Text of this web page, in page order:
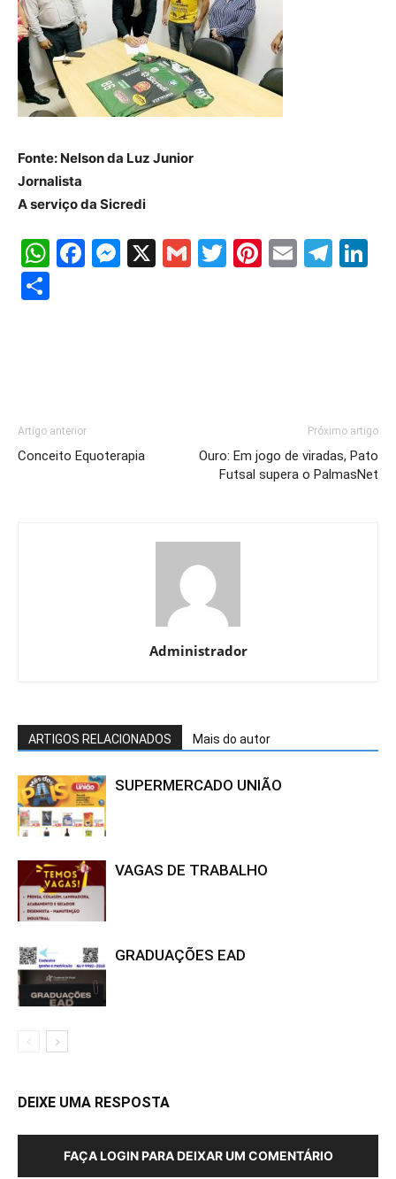
Fonte: Nelson da Luz Junior
Jornalista
A serviço da Sicredi
WhatsApp
Facebook
Messenger
X GmailTwitter
Pinterest
Email
Artigo anterior
Conceito Equoterapia
Próximo artigo
Ouro: Em jogo de viradas, Pato
Futsal supera o PalmasNet
Administrador
ARTIGOS RELACIONADOS Mais do autor
SUPERMERCADO UNIÃO
VAGAS DE TRABALHO
GRADUAÇÕES EAD
DEIXE UMA RESPOSTA
FAÇA LOGIN PARA DEIXAR UM COMENTÁRIO